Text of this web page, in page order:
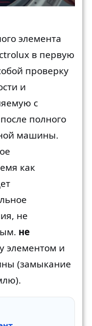
элемента
в первую
проверку
и
с
полного
машины.
как
не
не
элементом и
(замыкание